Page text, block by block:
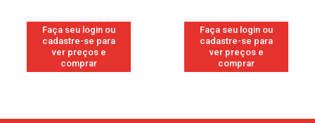
Faça seu login ou
cadastre-se para
ver preços e
comprar
Faça seu login ou
cadastre-se para
ver preços e
comprar